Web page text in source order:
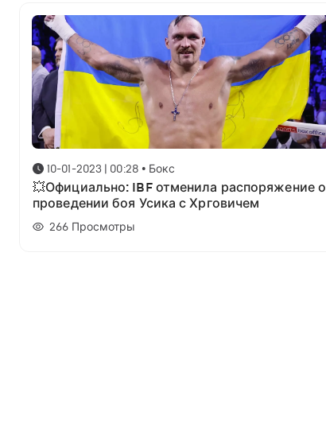
10-01-2023 | 00:28 • Бокс
💥Официально: IBF отменила распоряжение о
проведении боя Усика с Хрговичем
266 Просмотры